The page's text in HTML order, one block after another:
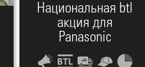
Национальная btl
акция для
Panasonic